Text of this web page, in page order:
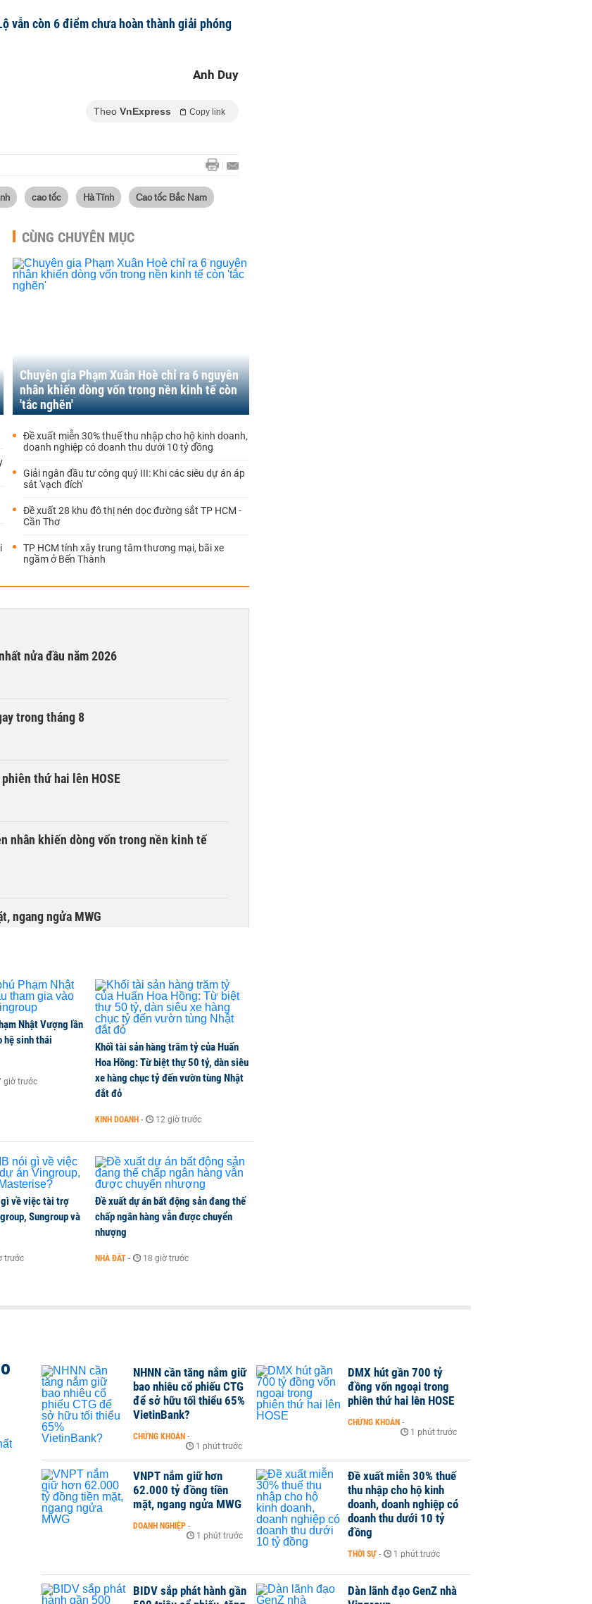
vẫn còn 6 điểm chưa hoàn thành giải phóng
Anh Duy
Theo VnExpress Copy link
cao tốc Hà Tĩnh Cao tốc Bắc Nam
CÙNG CHUYÊN MỤC
Chuyên gia Phạm Xuân Hoè chỉ ra 6 nguyên
nhân khiến dòng vốn trong nền kinh tế còn
'tắc nghẽn'
Đề xuất miễn 30% thuế thu nhập cho hộ kinh doanh,
doanh nghiệp có doanh thu dưới 10 tỷ đồng
Giải ngân đầu tư công quý III: Khi các siêu dự án áp
sát 'vạch đích'
Đề xuất 28 khu đô thị nén dọc đường sắt TP HCM -
Cần Thơ
TP HCM tính xây trung tâm thương mại, bãi xe
ngầm ở Bến Thành
nửa đầu năm 2026
trong tháng 8
thứ hai lên HOSE
nhân khiến dòng vốn trong nền kinh tế
ngang ngửa MWG
Nhật Vượng lần
hệ sinh thái
giờ trước
Khối tài sản hàng trăm tỷ của Huấn
Hoa Hồng: Từ biệt thự 50 tỷ, dàn siêu
xe hàng chục tỷ đến vườn tùng Nhật
đắt đỏ
KINH DOANH - 12 giờ trước
gì về việc tài trợ
Sungroup và
trước
Đề xuất dự án bất động sản đang thế
chấp ngân hàng vẫn được chuyển
nhượng
NHÀ ĐẤT - 18 giờ trước
NHNN cần tăng nắm giữ
bao nhiêu cổ phiếu CTG
để sở hữu tối thiểu 65%
VietinBank?
CHỨNG KHOÁN -
1 phút trước
DMX hút gần 700 tỷ
đồng vốn ngoại trong
phiên thứ hai lên HOSE
CHỨNG KHOÁN -
1 phút trước
VNPT nắm giữ hơn
62.000 tỷ đồng tiền
mặt, ngang ngửa MWG
DOANH NGHIỆP -
1 phút trước
Đề xuất miễn 30% thuế
thu nhập cho hộ kinh
doanh, doanh nghiệp có
doanh thu dưới 10 tỷ
đồng
THỜI SỰ - 1 phút trước
BIDV sắp phát hành gần
Dàn lãnh đạo GenZ nhà